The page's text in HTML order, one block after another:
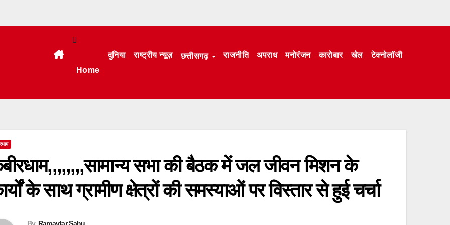
Home
दुनिया राष्ट्रीय न्यूज़ छत्तीसगढ़ राजनीति अपराध मनोरंजन कारोबार खेल टेक्नोलॉजी
सभा की बैठक में जल जीवन मिशन के
के साथ ग्रामीण क्षेत्रों की समस्याओं पर विस्तार से हुई चर्चा